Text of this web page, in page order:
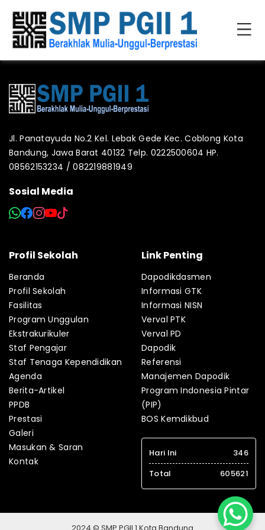
Jl. Panatayuda No.2 Kel. Lebak Gede Kec. Coblong Kota
Bandung, Jawa Barat 40132 Telp. 0222500604 HP.
08562153234 / 082219881949
Sosial Media
Profil Sekolah
Beranda
Profil Sekolah
Fasilitas
Program Unggulan
Ekstrakurikuler
Staf Pengajar
Staf Tenaga Kependidikan
Agenda
Berita-Artikel
PPDB
Prestasi
Galeri
Masukan & Saran
Kontak
Link Penting
Dapodikdasmen
Informasi GTK
Informasi NISN
Verval PTK
Verval PD
Dapodik
Referensi
Manajemen Dapodik
Program Indonesia Pintar
(PIP)
BOS Kemdikbud
Hari Ini
346
Total
605621